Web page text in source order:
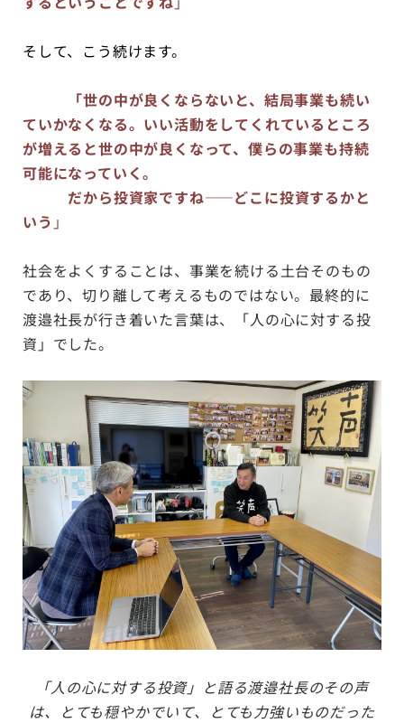
そして、こう続けます。
「世の中が良くならないと、結局事業も続い
ていかなくなる。いい活動をしてくれているところ
が増えると世の中が良くなって、僕らの事業も持続
可能になっていく。
だから投資家ですね——どこに投資するかと
いう 」
社会をよくすることは、事業を続ける土台そのもの
であり、切り離して考えるものではない。最終的に
渡邉社長が行き着いた言葉は、「人の心に対する投
資」でした。
「人の心に対する投資」と語る渡邉社長のその声
は、とても穏やかでいて、とても力強いものだった